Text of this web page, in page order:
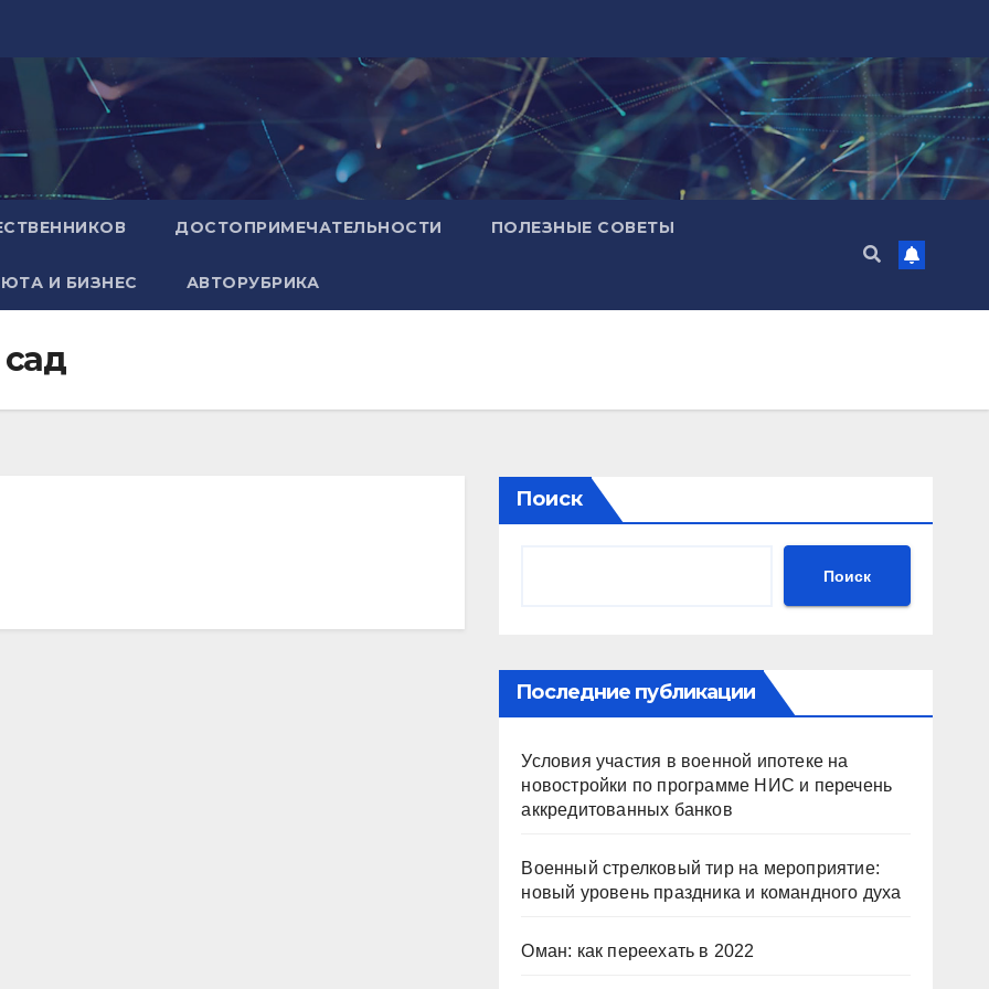
ДОСТОПРИМЕЧАТЕЛЬНОСТИ ПОЛЕЗНЫЕ СОВЕТЫ
И БИЗНЕС АВТОРУБРИКА
Поиск
Поиск
Последние публикации
Условия участия в военной ипотеке на
новостройки по программе НИС и перечень
аккредитованных банков
Военный стрелковый тир на мероприятие:
новый уровень праздника и командного духа
Оман: как переехать в 2022